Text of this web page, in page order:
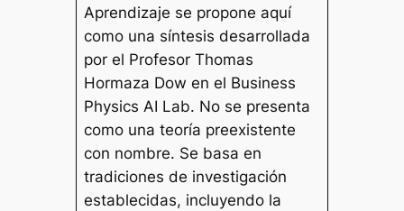
Aprendizaje se propone aquí
como una síntesis desarrollada
por el Profesor Thomas
Hormaza Dow en el Business
Physics AI Lab. No se presenta
como una teoría preexistente
con nombre. Se basa en
tradiciones de investigación
establecidas, incluyendo la